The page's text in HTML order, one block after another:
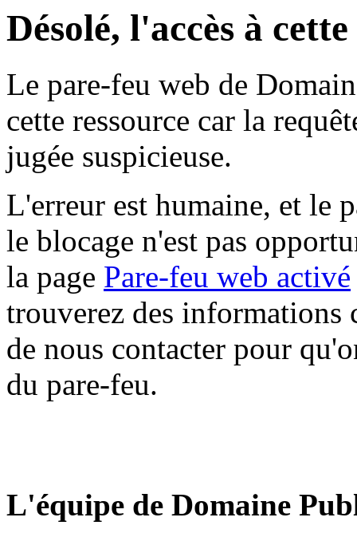
Désolé, l'accès à
Le pare-feu web de
cette ressource car la
jugée suspicieuse.
L'erreur est humaine, et le
le blocage n'est pas
la page Pare-feu web activé
trouverez des informations
de nous contacter pour
du pare-feu.
L'équipe de Domaine